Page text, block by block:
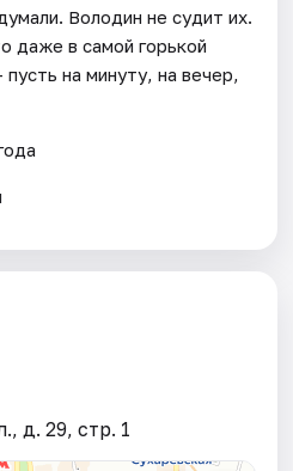
Володин не судит их.
даже в самой горькой
на минуту, на вечер,
д. 29, стр. 1